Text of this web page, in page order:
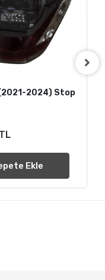
2024) Stop
Ekle